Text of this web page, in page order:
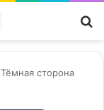
Тёмная сторона